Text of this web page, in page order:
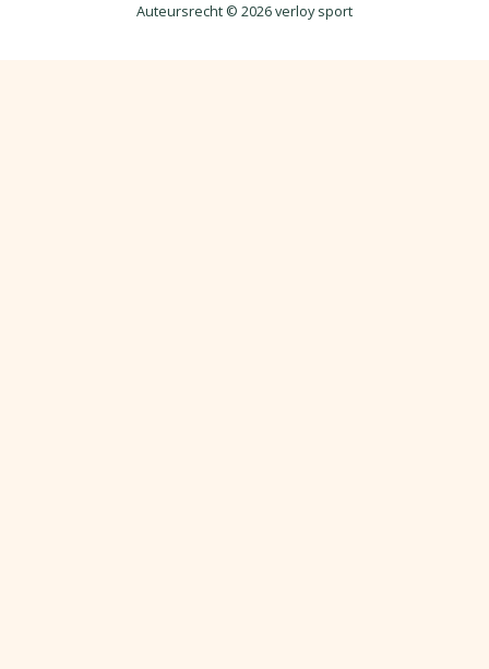
Auteursrecht © 2026 verloy sport